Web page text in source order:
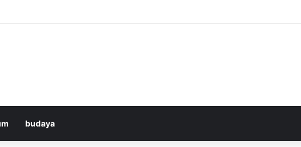
budaya